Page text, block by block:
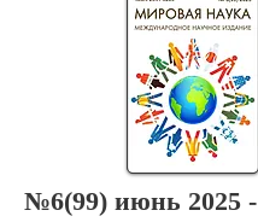
№6(99) июнь 2025 -